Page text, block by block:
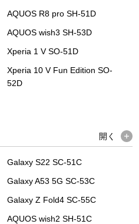
AQUOS R8 pro SH-51D
AQUOS wish3 SH-53D
Xperia 1 V SO-51D
Xperia 10 V Fun Edition SO-
52D
開く
Galaxy S22 SC-51C
Galaxy A53 5G SC-53C
Galaxy Z Fold4 SC-55C
AQUOS wish2 SH-51C